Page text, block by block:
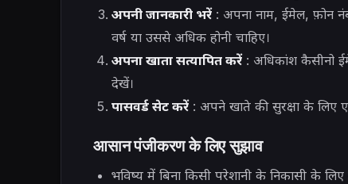
अपनी जानकारी भरें: अपना नाम, ईमेल, फ़ोन
वर्ष या उससे अधिक होनी चाहिए।
अपना खाता सत्यापित करें: अधिकांश कैसीनो
देखें।
पासवर्ड सेट करें: अपने खाते की सुरक्षा के लिए
आसान पंजीकरण के लिए सुझाव
भविष्य में बिना किसी परेशानी के निकासी के